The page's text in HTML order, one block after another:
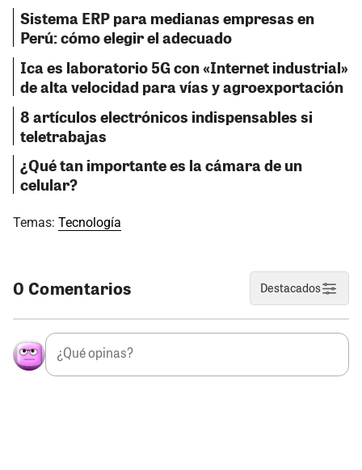
Sistema ERP para medianas empresas en
Perú: cómo elegir el adecuado
Ica es laboratorio 5G con «Internet industrial»
de alta velocidad para vías y agroexportación
8 artículos electrónicos indispensables si
teletrabajas
¿Qué tan importante es la cámara de un
celular?
Temas: Tecnología
0 Comentarios Destacados